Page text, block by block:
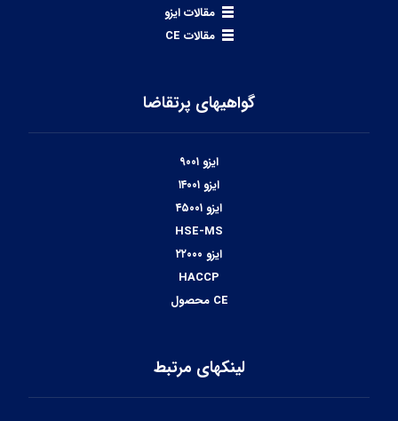
مقالات ایزو
مقالات CE
گواهیهای پرتقاضا
ایزو ۹۰۰۱
ایزو ۱۴۰۰۱
ایزو ۴۵۰۰۱
HSE-MS
ایزو ۲۲۰۰۰
HACCP
CE محصول
لینکهای مرتبط